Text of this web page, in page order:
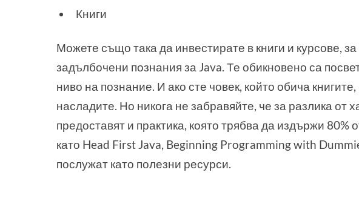
Книги
Можете също така да инвестирате в книги и курсове,
задълбочени познания за Java. Те обикновено са
ниво на познание. И ако сте човек, който обича
насладите. Но никога не забравяйте, че за разлика от
предоставят и практика, която трябва да издържи 80%
като Head First Java, Beginning Programming with
послужат като полезни ресурси.